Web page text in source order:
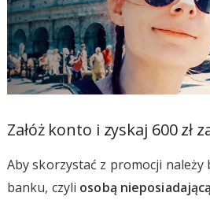
Załóż konto i zyskaj 600 zł
Aby skorzystać z promocji należy
banku, czyli osobą